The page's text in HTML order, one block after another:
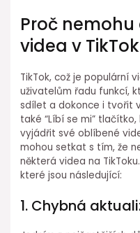
Proč
videa v
TikTok, což je populární
uživatelům řadu funkcí,
sdílet a dokonce i tvořit
také “Líbí se mi”
vyjádřit své oblíbené
mohou setkat s tím, že
některá videa na
které jsou následující:
1. Chybná